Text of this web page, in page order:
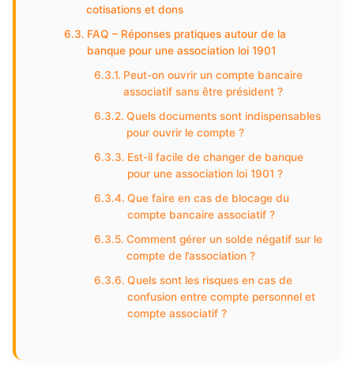
cotisations et dons
FAQ – Réponses pratiques autour de la
banque pour une association loi 1901
Peut-on ouvrir un compte bancaire
associatif sans être président ?
Quels documents sont indispensables
pour ouvrir le compte ?
Est-il facile de changer de banque
pour une association loi 1901 ?
Que faire en cas de blocage du
compte bancaire associatif ?
Comment gérer un solde négatif sur le
compte de l’association ?
Quels sont les risques en cas de
confusion entre compte personnel et
compte associatif ?